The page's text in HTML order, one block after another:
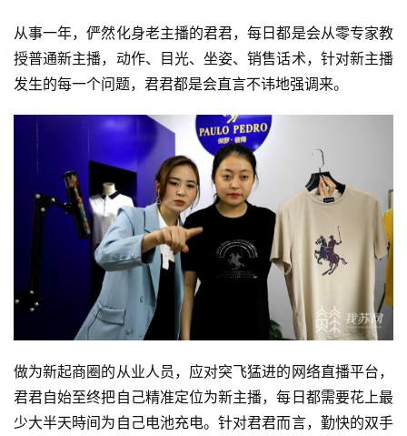
从事一年，俨然化身老主播的君君，每日都是会从零专家教
授普通新主播，动作、目光、坐姿、销售话术，针对新主播
发生的每一个问题，君君都是会直言不讳地强调来。
做为新起商圈的从业人员，应对突飞猛进的网络直播平台，
君君自始至终把自己精准定位为新主播，每日都需要花上最
少大半天時间为自己电池充电。针对君君而言，勤快的双手